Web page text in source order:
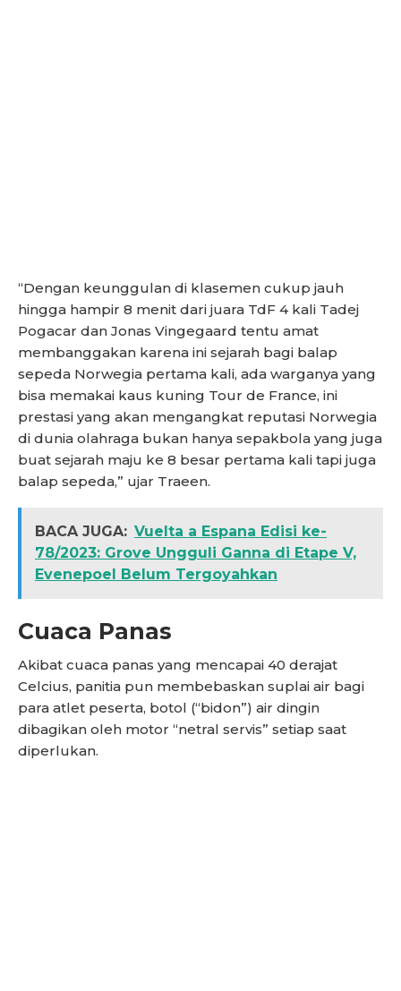
“Dengan keunggulan di klasemen cukup jauh
hingga hampir 8 menit dari juara TdF 4 kali Tadej
Pogacar dan Jonas Vingegaard tentu amat
membanggakan karena ini sejarah bagi balap
sepeda Norwegia pertama kali, ada warganya yang
bisa memakai kaus kuning Tour de France, ini
prestasi yang akan mengangkat reputasi Norwegia
di dunia olahraga bukan hanya sepakbola yang juga
buat sejarah maju ke 8 besar pertama kali tapi juga
balap sepeda,” ujar Traeen.
BACA JUGA: Vuelta a Espana Edisi ke-
78/2023: Grove Ungguli Ganna di Etape V,
Evenepoel Belum Tergoyahkan
Cuaca Panas
Akibat cuaca panas yang mencapai 40 derajat
Celcius, panitia pun membebaskan suplai air bagi
para atlet peserta, botol (“bidon”) air dingin
dibagikan oleh motor “netral servis” setiap saat
diperlukan.